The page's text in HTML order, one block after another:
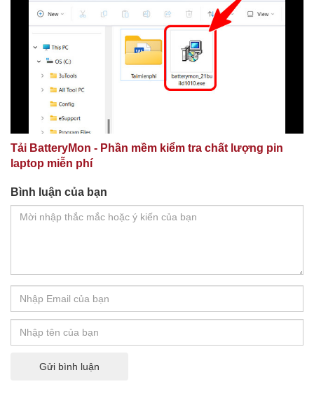
Tải BatteryMon - Phần mềm kiểm tra chất lượng pin
laptop miễn phí
Bình luận của bạn
Gửi bình luận